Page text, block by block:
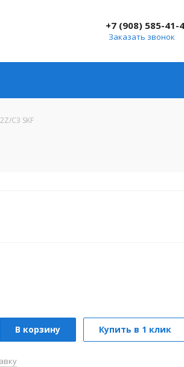
+7 (908) 585-41-
Заказать звонок
C3 SKF
В корзину Купить в 1 клик